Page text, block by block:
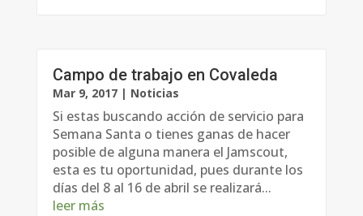
Campo de trabajo en Covaleda
Mar 9, 2017| Noticias
Si estas buscando acción de servicio para
Semana Santa o tienes ganas de hacer
posible de alguna manera el Jamscout,
esta es tu oportunidad, pues durante los
días del 8 al 16 de abril se realizará...
leer más